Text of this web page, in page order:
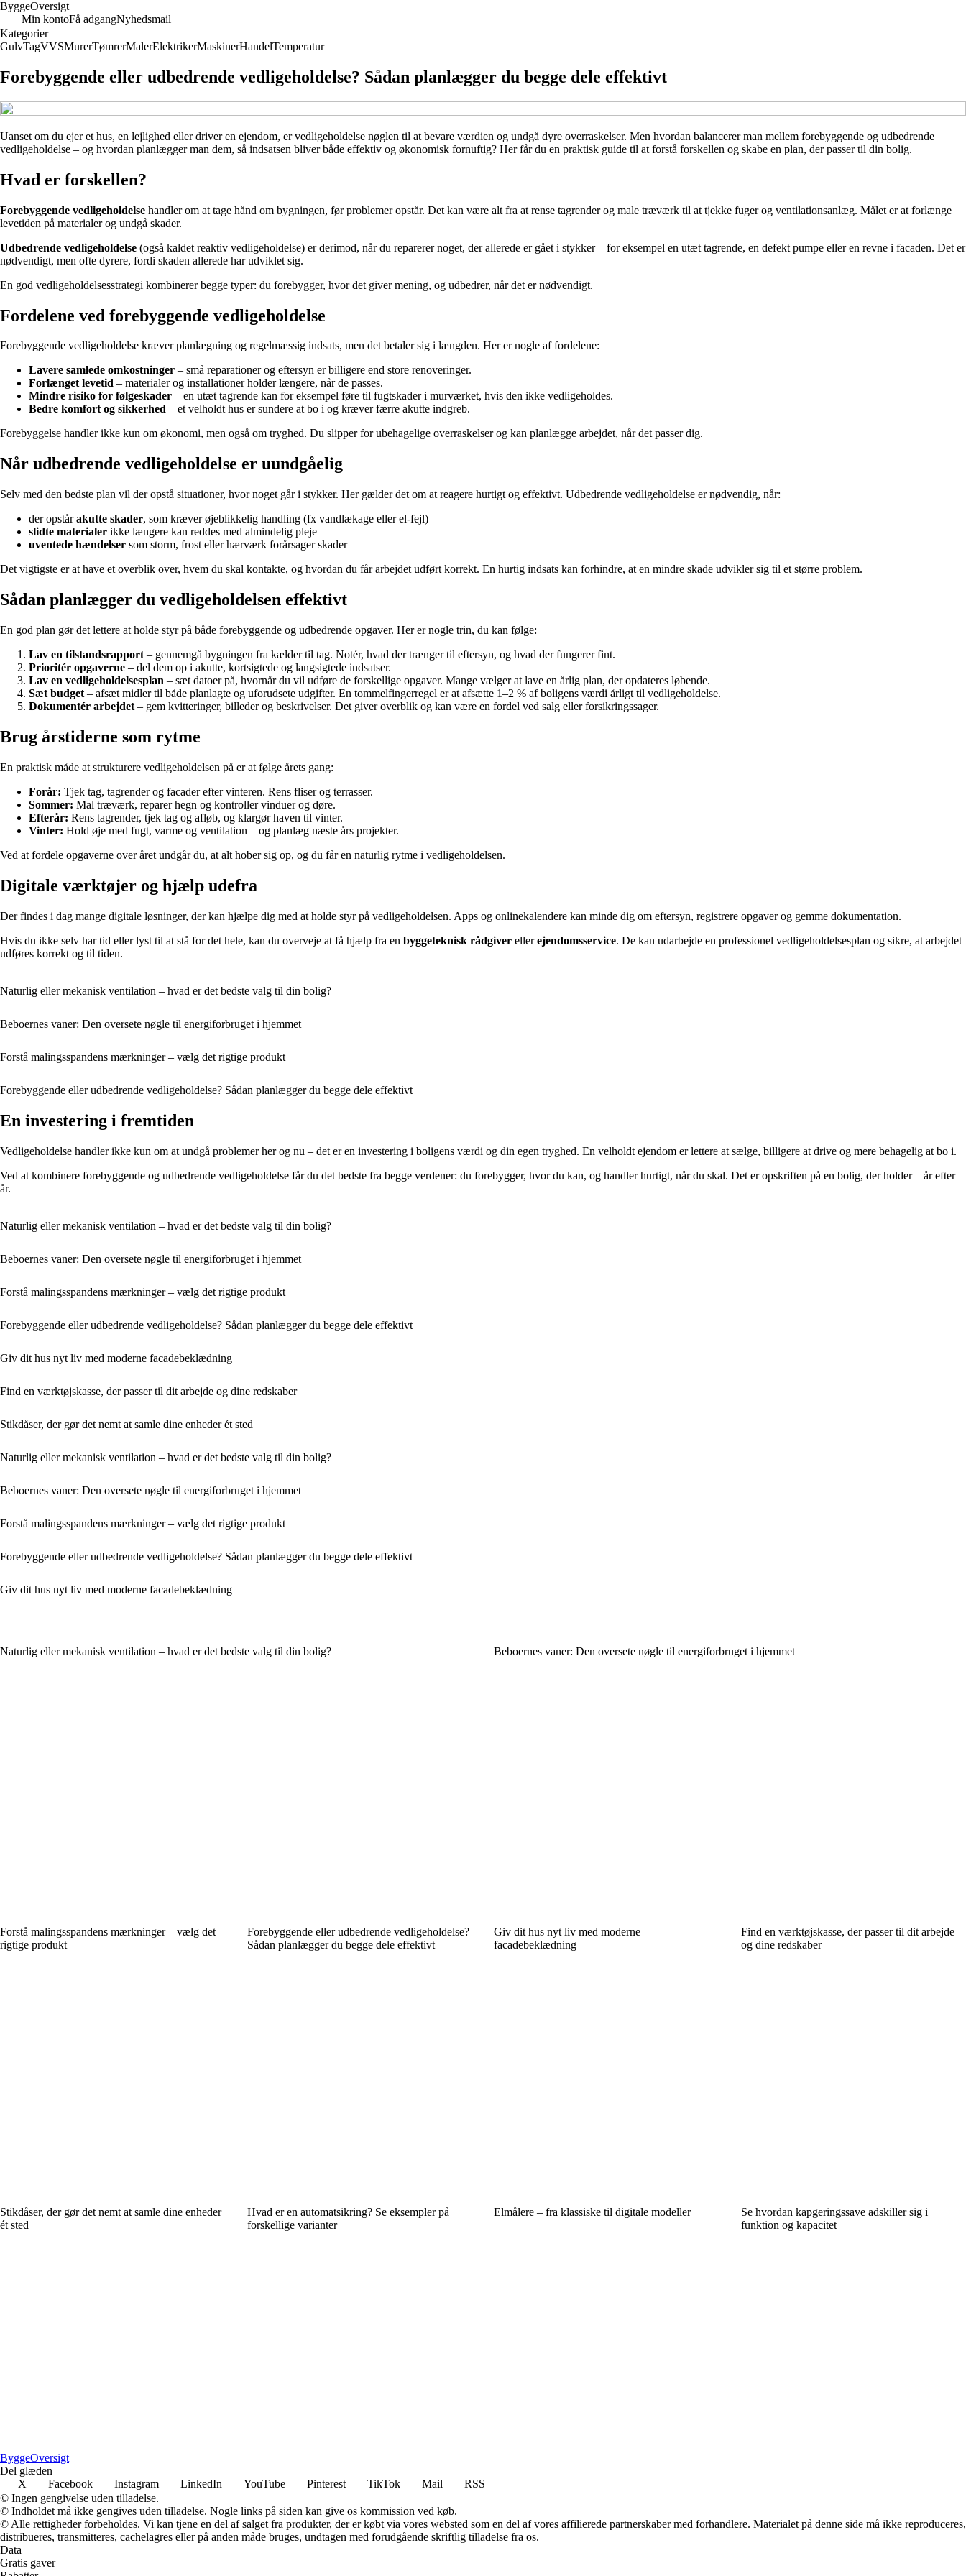
ByggeOversigt
Min kontoFå adgangNyhedsmail
Kategorier
GulvTagVVSMurerTømrerMalerElektrikerMaskinerHandelTemperatur
Forebyggende eller udbedrende vedligeholdelse? Sådan planlægger du begge dele effektivt
Uanset om du ejer et hus, en lejlighed eller driver en ejendom, er vedligeholdelse nøglen til at bevare værdien og undgå dyre overraskelser. Men hvordan balancerer man mellem forebyggende og udbedrende
vedligeholdelse – og hvordan planlægger man dem, så indsatsen bliver både effektiv og økonomisk fornuftig? Her får du en praktisk guide til at forstå forskellen og skabe en plan, der passer til din bolig.
Hvad er forskellen?
Forebyggende vedligeholdelse handler om at tage hånd om bygningen, før problemer opstår. Det kan være alt fra at rense tagrender og male træværk til at tjekke fuger og ventilationsanlæg. Målet er at forlænge
levetiden på materialer og undgå skader.
Udbedrende vedligeholdelse (også kaldet reaktiv vedligeholdelse) er derimod, når du reparerer noget, der allerede er gået i stykker – for eksempel en utæt tagrende, en defekt pumpe eller en revne i facaden. Det er
nødvendigt, men ofte dyrere, fordi skaden allerede har udviklet sig.
En god vedligeholdelsesstrategi kombinerer begge typer: du forebygger, hvor det giver mening, og udbedrer, når det er nødvendigt.
Fordelene ved forebyggende vedligeholdelse
Forebyggende vedligeholdelse kræver planlægning og regelmæssig indsats, men det betaler sig i længden. Her er nogle af fordelene:
Lavere samlede omkostninger – små reparationer og eftersyn er billigere end store renoveringer.
Forlænget levetid – materialer og installationer holder længere, når de passes.
Mindre risiko for følgeskader – en utæt tagrende kan for eksempel føre til fugtskader i murværket, hvis den ikke vedligeholdes.
Bedre komfort og sikkerhed – et velholdt hus er sundere at bo i og kræver færre akutte indgreb.
Forebyggelse handler ikke kun om økonomi, men også om tryghed. Du slipper for ubehagelige overraskelser og kan planlægge arbejdet, når det passer dig.
Når udbedrende vedligeholdelse er uundgåelig
Selv med den bedste plan vil der opstå situationer, hvor noget går i stykker. Her gælder det om at reagere hurtigt og effektivt. Udbedrende vedligeholdelse er nødvendig, når:
der opstårakutte skader, som kræver øjeblikkelig handling (fx vandlækage eller el-fejl)
slidte materialer ikke længere kan reddes med almindelig pleje
uventede hændelser som storm, frost eller hærværk forårsager skader
Det vigtigste er at have et overblik over, hvem du skal kontakte, og hvordan du får arbejdet udført korrekt. En hurtig indsats kan forhindre, at en mindre skade udvikler sig til et større problem.
Sådan planlægger du vedligeholdelsen effektivt
En god plan gør det lettere at holde styr på både forebyggende og udbedrende opgaver. Her er nogle trin, du kan følge:
Lav en tilstandsrapport – gennemgå bygningen fra kælder til tag. Notér, hvad der trænger til eftersyn, og hvad der fungerer fint.
Prioritér opgaverne – del dem op i akutte, kortsigtede og langsigtede indsatser.
Lav en vedligeholdelsesplan – sæt datoer på, hvornår du vil udføre de forskellige opgaver. Mange vælger at lave en årlig plan, der opdateres løbende.
Sæt budget – afsæt midler til både planlagte og uforudsete udgifter. En tommelfingerregel er at afsætte 1–2 % af boligens værdi årligt til vedligeholdelse.
Dokumentér arbejdet – gem kvitteringer, billeder og beskrivelser. Det giver overblik og kan være en fordel ved salg eller forsikringssager.
Brug årstiderne som rytme
En praktisk måde at strukturere vedligeholdelsen på er at følge årets gang:
Forår: Tjek tag, tagrender og facader efter vinteren. Rens fliser og terrasser.
Sommer: Mal træværk, reparer hegn og kontroller vinduer og døre.
Efterår: Rens tagrender, tjek tag og afløb, og klargør haven til vinter.
Vinter: Hold øje med fugt, varme og ventilation – og planlæg næste års projekter.
Ved at fordele opgaverne over året undgår du, at alt hober sig op, og du får en naturlig rytme i vedligeholdelsen.
Digitale værktøjer og hjælp udefra
Der findes i dag mange digitale løsninger, der kan hjælpe dig med at holde styr på vedligeholdelsen. Apps og onlinekalendere kan minde dig om eftersyn, registrere opgaver og gemme dokumentation.
Hvis du ikke selv har tid eller lyst til at stå for det hele, kan du overveje at få hjælp fra en byggeteknisk rådgiver ellerejendomsservice. De kan udarbejde en professionel vedligeholdelsesplan og sikre, at arbejdet
udføres korrekt og til tiden.
Naturlig eller mekanisk ventilation – hvad er det bedste valg til din bolig?
Beboernes vaner: Den oversete nøgle til energiforbruget i hjemmet
Forstå malingsspandens mærkninger – vælg det rigtige produkt
Forebyggende eller udbedrende vedligeholdelse? Sådan planlægger du begge dele effektivt
En investering i fremtiden
Vedligeholdelse handler ikke kun om at undgå problemer her og nu – det er en investering i boligens værdi og din egen tryghed. En velholdt ejendom er lettere at sælge, billigere at drive og mere behagelig at bo i.
Ved at kombinere forebyggende og udbedrende vedligeholdelse får du det bedste fra begge verdener: du forebygger, hvor du kan, og handler hurtigt, når du skal. Det er opskriften på en bolig, der holder – år efter
år.
Naturlig eller mekanisk ventilation – hvad er det bedste valg til din bolig?
Beboernes vaner: Den oversete nøgle til energiforbruget i hjemmet
Forstå malingsspandens mærkninger – vælg det rigtige produkt
Forebyggende eller udbedrende vedligeholdelse? Sådan planlægger du begge dele effektivt
Giv dit hus nyt liv med moderne facadebeklædning
Find en værktøjskasse, der passer til dit arbejde og dine redskaber
Stikdåser, der gør det nemt at samle dine enheder ét sted
Naturlig eller mekanisk ventilation – hvad er det bedste valg til din bolig?
Beboernes vaner: Den oversete nøgle til energiforbruget i hjemmet
Forstå malingsspandens mærkninger – vælg det rigtige produkt
Forebyggende eller udbedrende vedligeholdelse? Sådan planlægger du begge dele effektivt
Giv dit hus nyt liv med moderne facadebeklædning
Naturlig eller mekanisk ventilation – hvad er det bedste valg til din bolig? Beboernes vaner: Den oversete nøgle til energiforbruget i hjemmet
Forstå malingsspandens mærkninger – vælg det
rigtige produkt
Forebyggende eller udbedrende vedligeholdelse?
Sådan planlægger du begge dele effektivt
Giv dit hus nyt liv med moderne
facadebeklædning
Find en værktøjskasse, der passer til dit arbejde
og dine redskaber
Stikdåser, der gør det nemt at samle dine enheder
ét sted
Hvad er en automatsikring? Se eksempler på
forskellige varianter
Elmålere – fra klassiske til digitale modeller
Se hvordan kapgeringssave adskiller sig i
funktion og kapacitet
ByggeOversigt
Del glæden
X
Facebook Instagram LinkedIn YouTube Pinterest TikTok Mail
RSS
© Ingen gengivelse uden tilladelse.
© Indholdet må ikke gengives uden tilladelse. Nogle links på siden kan give os kommission ved køb.
© Alle rettigheder forbeholdes. Vi kan tjene en del af salget fra produkter, der er købt via vores websted som en del af vores affilierede partnerskaber med forhandlere. Materialet på denne side må ikke reproduceres,
distribueres, transmitteres, cachelagres eller på anden måde bruges, undtagen med forudgående skriftlig tilladelse fra os.
Data
Gratis gaver